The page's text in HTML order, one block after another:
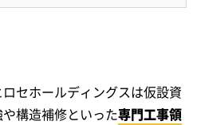
セホールディングスは仮設資
構造補修といった専門工事領